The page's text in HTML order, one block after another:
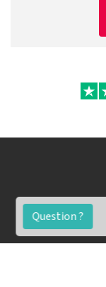
Question ?